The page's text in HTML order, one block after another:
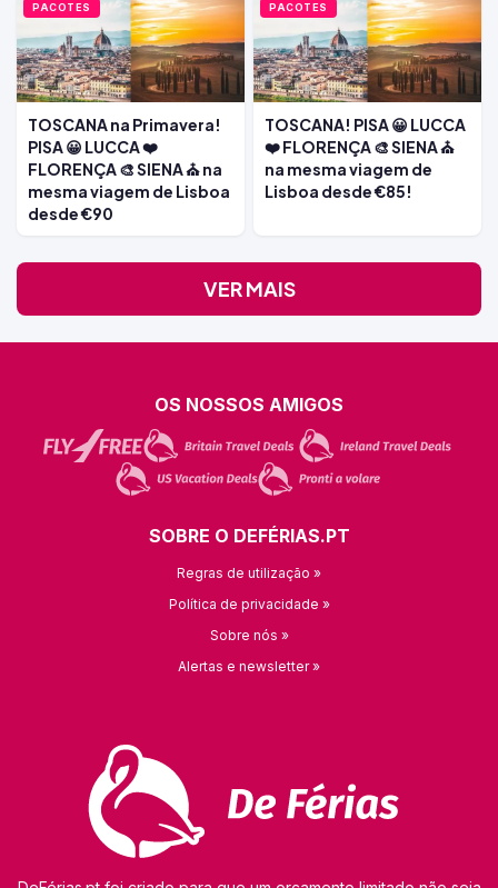
PACOTES
TOSCANA na Primavera!
PISA 😀 LUCCA ❤️
FLORENÇA 🎨 SIENA ⛪ na
mesma viagem de Lisboa
desde €90
PACOTES
TOSCANA! PISA 😀 LUCCA
❤️ FLORENÇA 🎨 SIENA ⛪
na mesma viagem de
Lisboa desde €85!
VER MAIS
OS NOSSOS AMIGOS
SOBRE O DEFÉRIAS.PT
Regras de utilização »
Política de privacidade »
Sobre nós »
Alertas e newsletter »